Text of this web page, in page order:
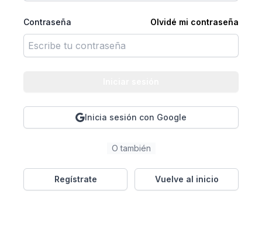
Contraseña Olvidé mi contraseña
Inicia sesión con Google
O también
Regístrate Vuelve al inicio